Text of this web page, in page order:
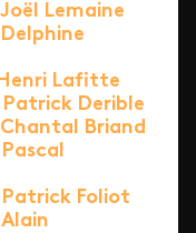
Joël Lemaine
Delphine
Lafitte
Patrick Derible
Chantal Briand
Pascal
Patrick Foliot
Alain